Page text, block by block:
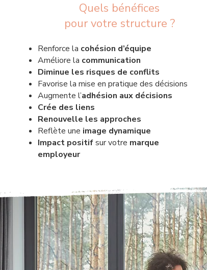
Quels bénéfices
pour votre structure ?
Renforce la cohésion d’équipe
Améliore la communication
Diminue les risques de conflits
Favorise la mise en pratique des décisions
Augmente l’adhésion aux décisions
Crée des liens
Renouvelle les approches
Reflète une image dynamique
Impact positifsur votre marque
employeur